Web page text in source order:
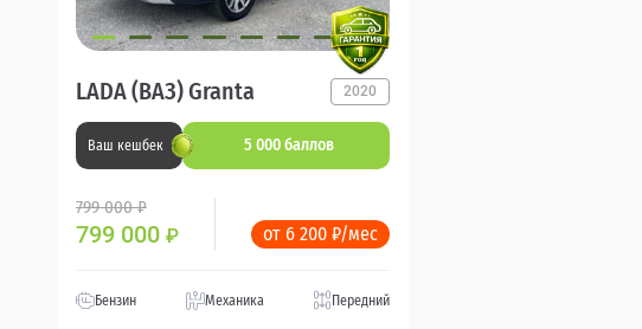
LADA (ВАЗ) Granta 2020
Ваш кешбек 5 000 баллов
799 000 ₽
799 000 ₽ от 6 200 ₽/мес
Бензин Механика Передний